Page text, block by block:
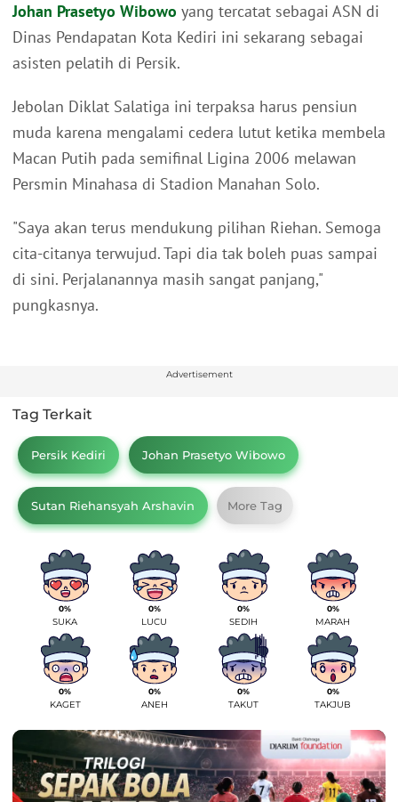
Johan Prasetyo Wibowo yang tercatat sebagai ASN di
Dinas Pendapatan Kota Kediri ini sekarang sebagai
asisten pelatih di Persik.
Jebolan Diklat Salatiga ini terpaksa harus pensiun
muda karena mengalami cedera lutut ketika membela
Macan Putih pada semifinal Ligina 2006 melawan
Persmin Minahasa di Stadion Manahan Solo.
"Saya akan terus mendukung pilihan Riehan. Semoga
cita-citanya terwujud. Tapi dia tak boleh puas sampai
di sini. Perjalanannya masih sangat panjang,"
pungkasnya.
Advertisement
Tag Terkait
Persik Kediri Johan Prasetyo Wibowo
Sutan Riehansyah Arshavin More Tag
0%
SUKA
0%
LUCU
0%
SEDIH
0%
MARAH
0%
KAGET
0%
ANEH
0%
TAKUT
0%
TAKJUB